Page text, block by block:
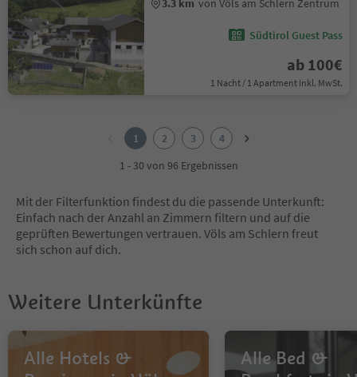
3.3 km von Völs am Schlern Zentrum
Südtirol Guest Pass
ab 100€
1 Nacht / 1 Apartment Inkl. MwSt.
1 2 3
4
1 - 30 von 96 Ergebnissen
Mit der Filterfunktion findest du die passende Unterkunft:
Einfach nach der Anzahl an Zimmern filtern und auf die
geprüften Bewertungen vertrauen. Völs am Schlern freut
sich schon auf dich.
Weitere Unterkünfte
Alle Hotels &
Alle Bed &